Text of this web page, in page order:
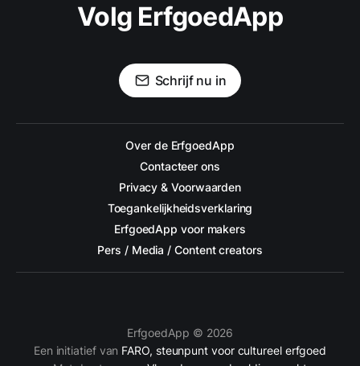
Volg ErfgoedApp
Schrijf nu in
Over de ErfgoedApp
Contacteer ons
Privacy & Voorwaarden
Toegankelijkheidsverklaring
ErfgoedApp voor makers
Pers / Media / Content creators
ErfgoedApp © 2026
Een initiatief van FARO, steunpunt voor cultureel erfgoed